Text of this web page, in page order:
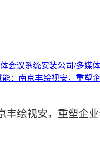
会议系统安装公司/多媒
：南京丰绘视安，重塑
丰绘视安，重塑企